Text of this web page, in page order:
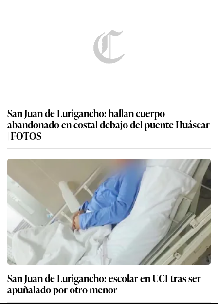
San Juan de Lurigancho: hallan cuerpo
abandonado en costal debajo del puente Huáscar
| FOTOS
San Juan de Lurigancho: escolar en UCI tras ser
apuñalado por otro menor